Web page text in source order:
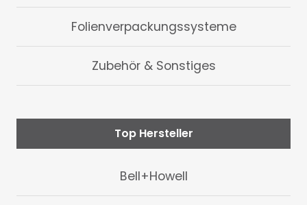
Folienverpackungssysteme
Zubehör & Sonstiges
Top Hersteller
Bell+Howell